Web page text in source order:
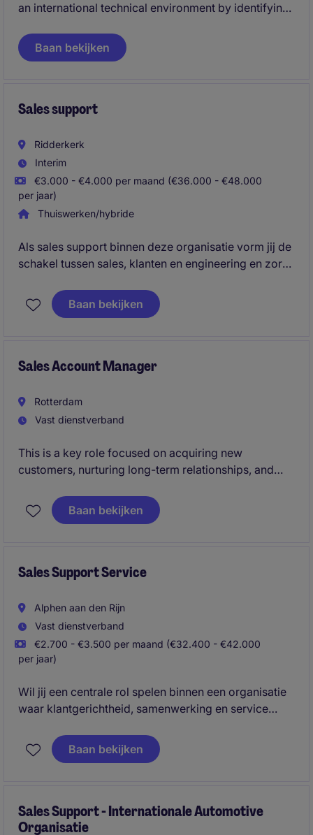
an international technical environment by identifying,
high-impact role where you'll build a strong pipeline,
expand market presence, and play a key role in
Baan bekijken
Sales support
Ridderkerk
Interim
€3.000 - €4.000 per maand (€36.000 - €48.000
per jaar)
Thuiswerken/hybride
Als sales support binnen deze organisatie vorm jij de
schakel tussen sales, klanten en engineering en zorg
opgevolgd. Je ondersteunt het commerciële proces
vanaf de aanvraag tot aan de overdracht naar
Baan bekijken
Sales Account Manager
Rotterdam
Vast dienstverband
This is a key role focused on acquiring new
customers, nurturing long-term relationships, and
process.
Baan bekijken
Sales Support Service
Alphen aan den Rijn
Vast dienstverband
€2.700 - €3.500 per maand (€32.400 - €42.000
per jaar)
Wil jij een centrale rol spelen binnen een organisatie
waar klantgerichtheid, samenwerking en service
communicatie én het behouden van overzicht in een
dynamische omgeving? Dan is deze functie als Sales
Baan bekijken
Sales Support - Internationale Automotive
Organisatie